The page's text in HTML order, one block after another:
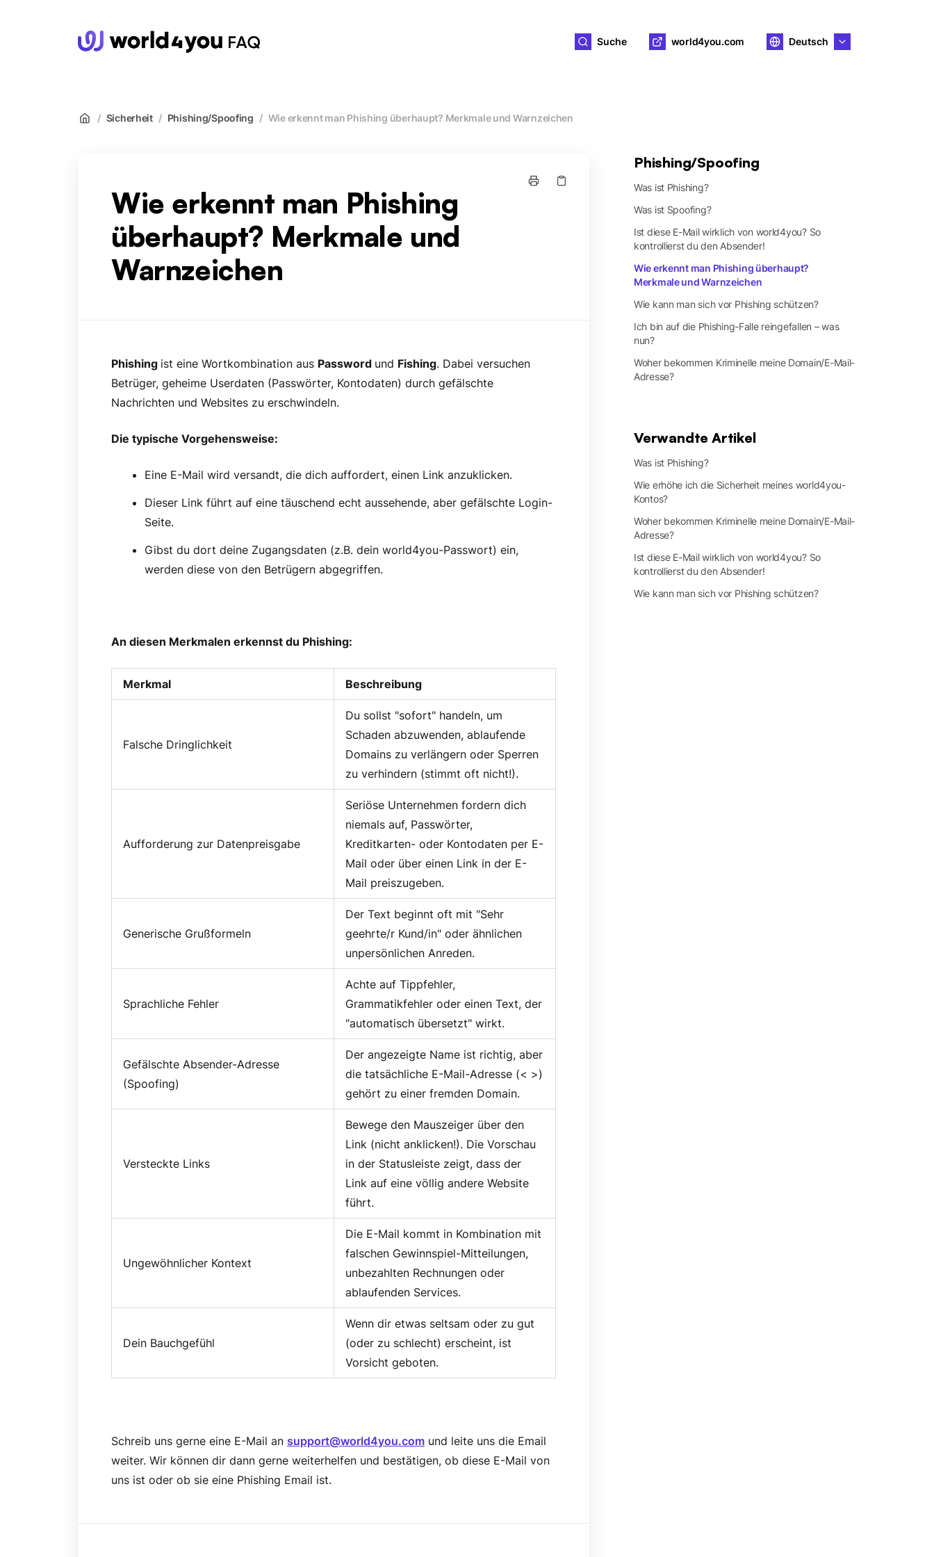
Suche world4you.com Deutsch
/ Sicherheit / Phishing/Spoofing / Wie erkennt man Phishing überhaupt? Merkmale und Warnzeichen
Wie erkennt man Phishing
überhaupt? Merkmale und
Warnzeichen
Phishing ist eine Wortkombination aus Password und Fishing. Dabei versuchen
Betrüger, geheime Userdaten (Passwörter, Kontodaten) durch gefälschte
Nachrichten und Websites zu erschwindeln.
Die typische Vorgehensweise:
Eine E-Mail wird versandt, die dich auffordert, einen Link anzuklicken.
Dieser Link führt auf eine täuschend echt aussehende, aber gefälschte Login-
Seite.
Gibst du dort deine Zugangsdaten (z.B. dein world4you-Passwort) ein,
werden diese von den Betrügern abgegriffen.
An diesen Merkmalen erkennst du Phishing:
Merkmal Beschreibung
Falsche Dringlichkeit
Du sollst "sofort" handeln, um
Schaden abzuwenden, ablaufende
Domains zu verlängern oder Sperren
zu verhindern (stimmt oft nicht!).
Aufforderung zur Datenpreisgabe
Seriöse Unternehmen fordern dich
niemals auf, Passwörter,
Kreditkarten- oder Kontodaten per E-
Mail oder über einen Link in der E-
Mail preiszugeben.
Generische Grußformeln
Der Text beginnt oft mit "Sehr
geehrte/r Kund/in" oder ähnlichen
unpersönlichen Anreden.
Sprachliche Fehler
Achte auf Tippfehler,
Grammatikfehler oder einen Text, der
"automatisch übersetzt" wirkt.
Gefälschte Absender-Adresse
(Spoofing)
Der angezeigte Name ist richtig, aber
die tatsächliche E-Mail-Adresse (< >)
gehört zu einer fremden Domain.
Versteckte Links
Bewege den Mauszeiger über den
Link (nicht anklicken!). Die Vorschau
in der Statusleiste zeigt, dass der
Link auf eine völlig andere Website
führt.
Ungewöhnlicher Kontext
Die E-Mail kommt in Kombination mit
falschen Gewinnspiel-Mitteilungen,
unbezahlten Rechnungen oder
ablaufenden Services.
Dein Bauchgefühl
Wenn dir etwas seltsam oder zu gut
(oder zu schlecht) erscheint, ist
Vorsicht geboten.
Schreib uns gerne eine E-Mail an support@world4you.com und leite uns die Email
weiter. Wir können dir dann gerne weiterhelfen und bestätigen, ob diese E-Mail von
uns ist oder ob sie eine Phishing Email ist.
Phishing/Spoofing
Was ist Phishing?
Was ist Spoofing?
Ist diese E-Mail wirklich von world4you? So
kontrollierst du den Absender!
Wie erkennt man Phishing überhaupt?
Merkmale und Warnzeichen
Wie kann man sich vor Phishing schützen?
Ich bin auf die Phishing-Falle reingefallen – was
nun?
Woher bekommen Kriminelle meine Domain/E-Mail-
Adresse?
Verwandte Artikel
Was ist Phishing?
Wie erhöhe ich die Sicherheit meines world4you-
Kontos?
Woher bekommen Kriminelle meine Domain/E-Mail-
Adresse?
Ist diese E-Mail wirklich von world4you? So
kontrollierst du den Absender!
Wie kann man sich vor Phishing schützen?